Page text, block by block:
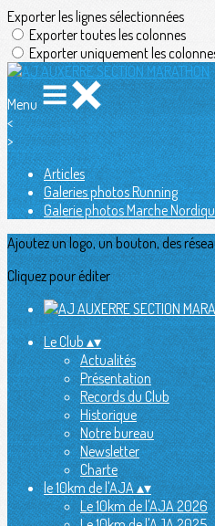
Exporter les lignes sélectionnées
Exporter toutes les colonnes
Exporter uniquement les
Menu
<
>
Articles
Galeries photos Running
Galerie photos Marche
Ajoutez un logo, un bouton, des
Cliquez pour éditer
Le Club▴▾
Actualités
Présentation
Records du Club
Historique
Notre bureau
Newsletter
Charte
le 10km de l'AJA▴▾
Le 10km de l'AJA 2026